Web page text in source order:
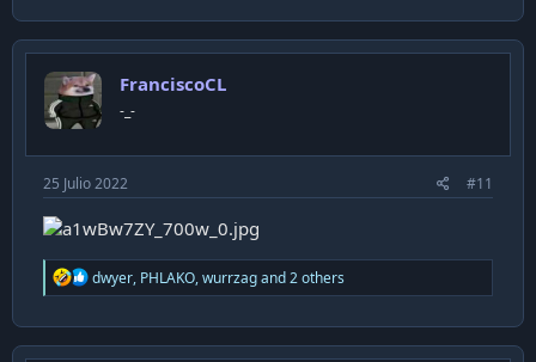
c
t
o
n
s
FranciscoCL
-_-
25 Julio 2022 #11
R
e
c
t
dwyer, PHLAKO,wurrzagand 2 others